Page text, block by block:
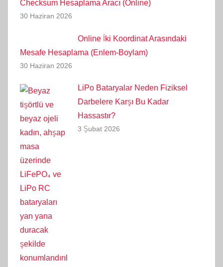
Checksum Hesaplama Aracı (Online)
30 Haziran 2026
Online İki Koordinat Arasındaki
Mesafe Hesaplama (Enlem-Boylam)
30 Haziran 2026
LiPo Bataryalar Neden Fiziksel
Darbelere Karşı Bu Kadar
Hassastır?
3 Şubat 2026